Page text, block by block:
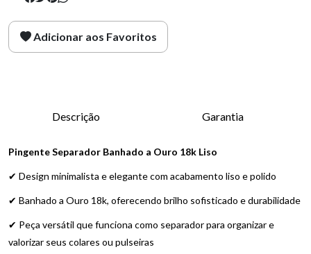
Adicionar aos Favoritos
Descrição Garantia
Pingente Separador Banhado a Ouro 18k Liso
✔ Design minimalista e elegante com acabamento liso e polido
✔ Banhado a Ouro 18k, oferecendo brilho sofisticado e durabilidade
✔ Peça versátil que funciona como separador para organizar e
valorizar seus colares ou pulseiras